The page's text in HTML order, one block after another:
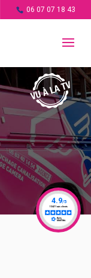
06 07 07 18 43